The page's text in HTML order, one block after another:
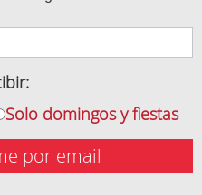
Solo domingos y fiestas
por email